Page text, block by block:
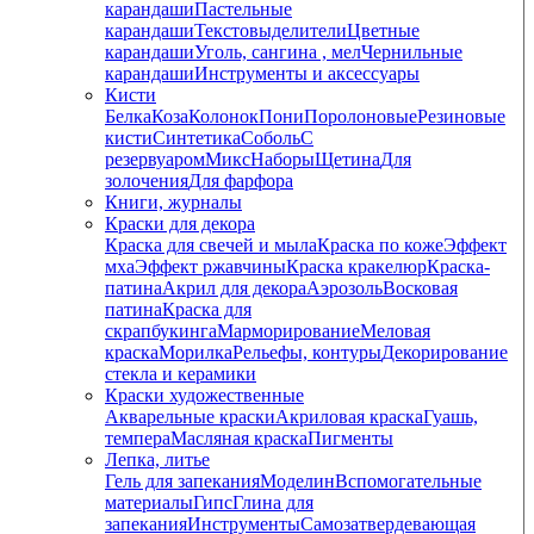
карандашиПастельные
карандашиТекстовыделителиЦветные
карандашиУголь, сангина , мелЧернильные
карандашиИнструменты и аксессуары
Кисти
БелкаКозаКолонокПониПоролоновыеРезиновые
кистиСинтетикаСобольС
резервуаромМиксНаборыЩетинаДля
золоченияДля фарфора
Книги, журналы
Краски для декора
Краска для свечей и мылаКраска по кожеЭффект
мхаЭффект ржавчиныКраска кракелюрКраска-
патинаАкрил для декораАэрозольВосковая
патинаКраска для
скрапбукингаМарморированиеМеловая
краскаМорилкаРельефы, контурыДекорирование
стекла и керамики
Краски художественные
Акварельные краскиАкриловая краскаГуашь,
темпераМасляная краскаПигменты
Лепка, литье
Гель для запеканияМоделинВспомогательные
материалыГипсГлина для
запеканияИнструментыСамозатвердевающая